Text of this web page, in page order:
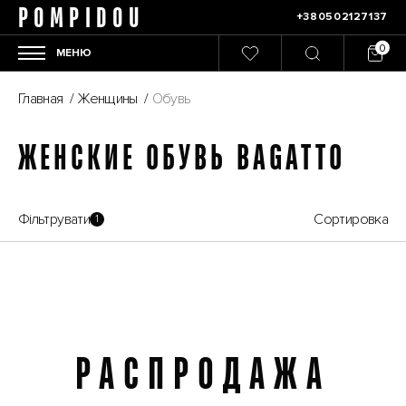
POMPIDOU +380502127137
МЕНЮ
Главная / Женщины / Обувь
ЖЕНСКИЕ ОБУВЬ BAGATTO
Фільтрувати 1 Сортировка
РаспродажаРАСПРОДАЖА